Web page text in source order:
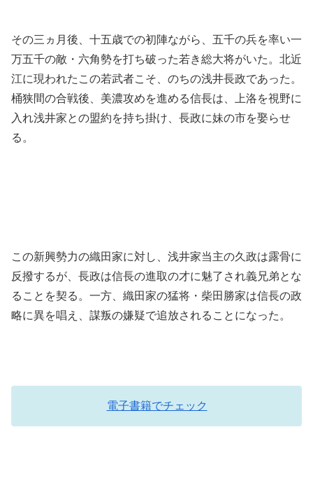
その三ヵ月後、十五歳での初陣ながら、五千の兵を率い一
万五千の敵・六角勢を打ち破った若き総大将がいた。北近
江に現われたこの若武者こそ、のちの浅井長政であった。
桶狭間の合戦後、美濃攻めを進める信長は、上洛を視野に
入れ浅井家との盟約を持ち掛け、長政に妹の市を娶らせ
る。
この新興勢力の織田家に対し、浅井家当主の久政は露骨に
反撥するが、長政は信長の進取の才に魅了され義兄弟とな
ることを契る。一方、織田家の猛将・柴田勝家は信長の政
略に異を唱え、謀叛の嫌疑で追放されることになった。
電子書籍でチェック